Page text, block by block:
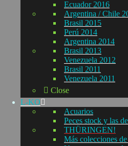
Ecuador 2016
Argentina / Chile
Brasil 2015
Perú 2014
Argentina 2014
Brasil 2013
Venezuela 2012
Brasil 2011
Venezuela 2011
Close
L-KO
Acuarios
Peces stock y las
THÜRINGEN!
Más colecciones